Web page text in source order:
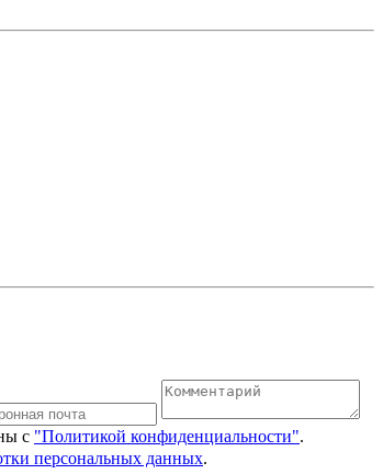
с "Политикой конфиденциальности".
персональных данных.